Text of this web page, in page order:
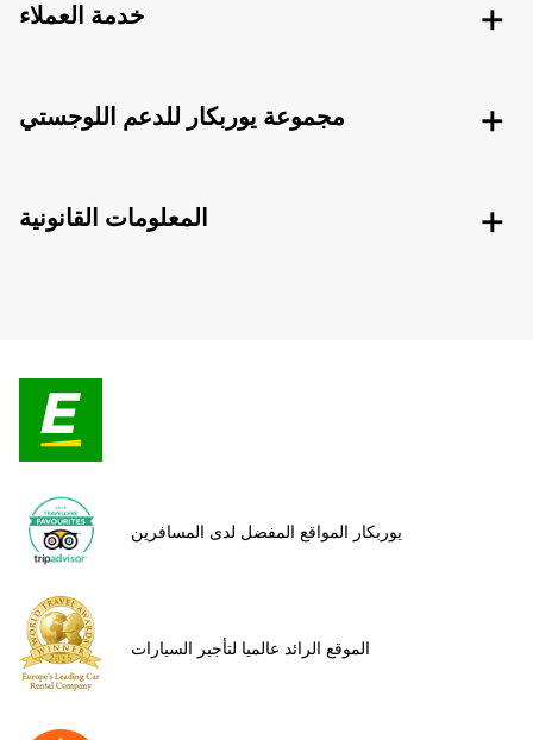
خدمة العملاء
مجموعة يوربكار للدعم اللوجستي
المعلومات القانونية
يوربكار المواقع المفضل لدى المسافرين
الموقع الرائد عالميا لتأجير السيارات